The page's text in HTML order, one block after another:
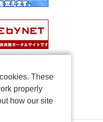
These
properly
how our site